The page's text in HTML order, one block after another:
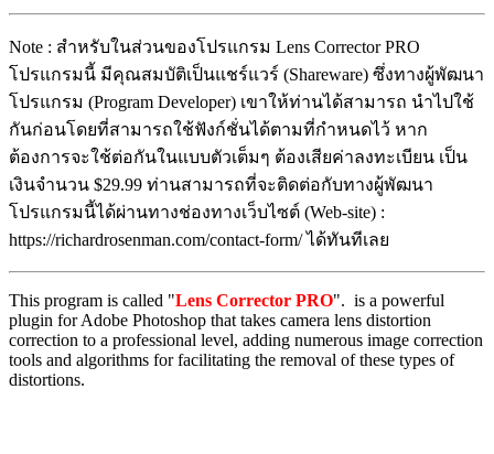
Note : สำหรับในส่วนของโปรแกรม Lens Corrector PRO
โปรแกรมนี้ มีคุณสมบัติเป็นแชร์แวร์ (Shareware) ซึ่งทางผู้พัฒนา
โปรแกรม (Program Developer) เขาให้ท่านได้สามารถ นำไปใช้
กันก่อนโดยที่สามารถใช้ฟังก์ชั่นได้ตามที่กำหนดไว้ หาก
ต้องการจะใช้ต่อกันในแบบตัวเต็มๆ ต้องเสียค่าลงทะเบียน เป็น
เงินจำนวน $29.99 ท่านสามารถที่จะติดต่อกับทางผู้พัฒนา
โปรแกรมนี้ได้ผ่านทางช่องทางเว็บไซต์ (Web-site) :
https://richardrosenman.com/contact-form/ ได้ทันทีเลย
This program is called "Lens Corrector PRO". is a powerful
plugin for Adobe Photoshop that takes camera lens distortion
correction to a professional level, adding numerous image correction
tools and algorithms for facilitating the removal of these types of
distortions.